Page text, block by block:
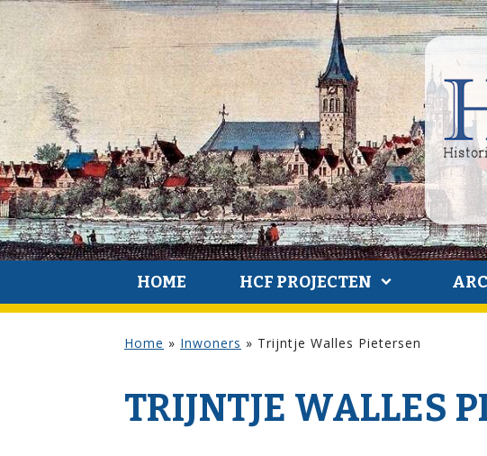
HOME HCF PROJECTEN
Home » Inwoners » Trijntje Walles Pietersen
TRIJNTJE WALLES